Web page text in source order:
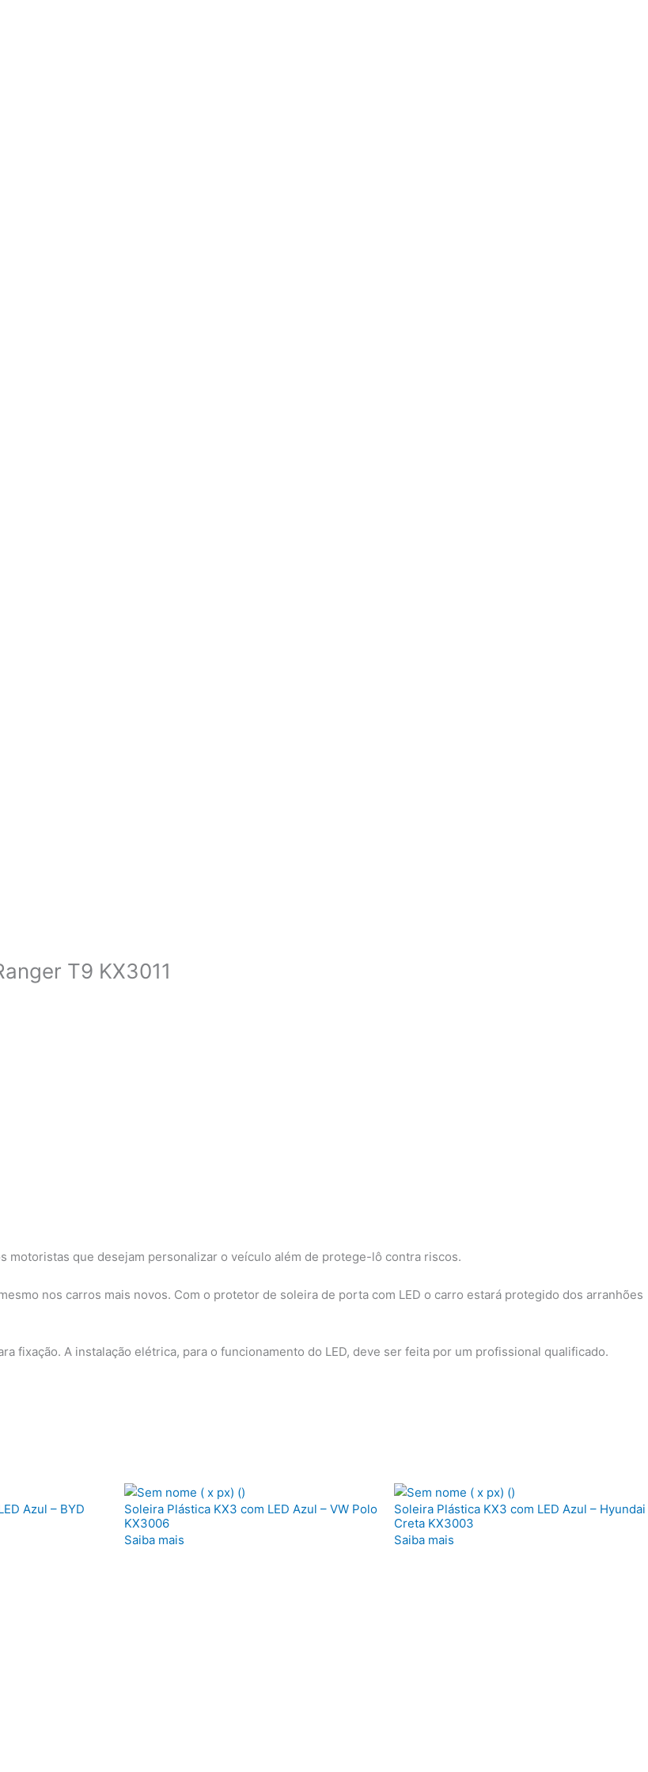
T9 KX3011
motoristas que desejam personalizar o veículo além de protege-lô contra riscos.
nos carros mais novos. Com o protetor de soleira de porta com LED o carro estará protegido dos arranhões
fixação. A instalação elétrica, para o funcionamento do LED, deve ser feita por um profissional qualificado.
Azul – BYD
Soleira Plástica KX3 com LED Azul – VW Polo
KX3006
Saiba mais
Soleira Plástica KX3 com LED Azul – Hyundai
Creta KX3003
Saiba mais